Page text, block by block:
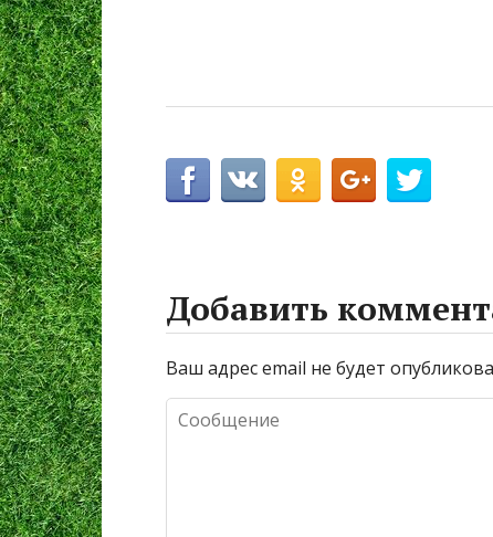
Добавить
Ваш адрес email не будет